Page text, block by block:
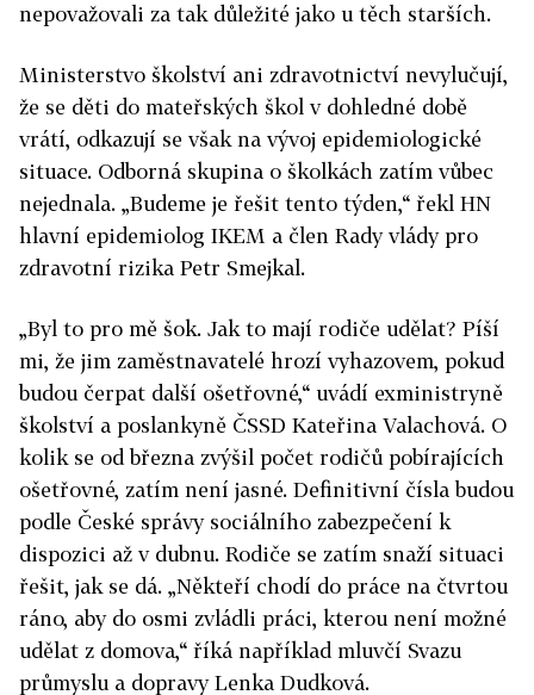
nepovažovali za tak důležité jako u těch starších.
Ministerstvo školství ani zdravotnictví nevylučují,
že se děti do mateřských škol v dohledné době
vrátí, odkazují se však na vývoj epidemiologické
situace. Odborná skupina o školkách zatím vůbec
nejednala. „Budeme je řešit tento týden,“ řekl HN
hlavní epidemiolog IKEM a člen Rady vlády pro
zdravotní rizika Petr Smejkal.
„Byl to pro mě šok. Jak to mají rodiče udělat? Píší
mi, že jim zaměstnavatelé hrozí vyhazovem, pokud
budou čerpat další ošetřovné,“ uvádí exministryně
školství a poslankyně ČSSD Kateřina Valachová. O
kolik se od března zvýšil počet rodičů pobírajících
ošetřovné, zatím není jasné. Definitivní čísla budou
podle České správy sociálního zabezpečení k
dispozici až v dubnu. Rodiče se zatím snaží situaci
řešit, jak se dá. „Někteří chodí do práce na čtvrtou
ráno, aby do osmi zvládli práci, kterou není možné
udělat z domova,“ říká například mluvčí Svazu
průmyslu a dopravy Lenka Dudková.